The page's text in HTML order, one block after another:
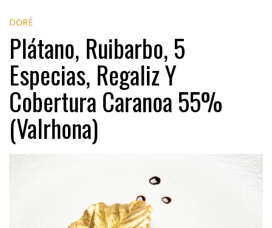
DORÉ
Plátano, Ruibarbo, 5
Especias, Regaliz Y
Cobertura Caranoa 55%
(Valrhona)